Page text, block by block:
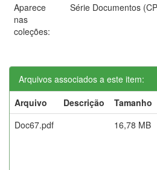
Aparece
nas
coleções:
Série Documentos
Arquivos associados a este item:
Arquivo
Descrição Tamanho
Doc67.pdf
16,78 MB